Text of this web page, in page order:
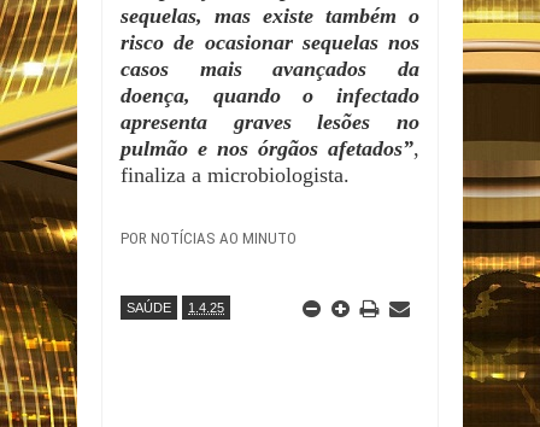
sequelas, mas existe também o
risco de ocasionar sequelas nos
casos mais avançados da
doença, quando o infectado
apresenta graves lesões no
pulmão e nos órgãos afetados”,
finaliza a microbiologista.
POR NOTÍCIAS AO MINUTO
SAÚDE 1.4.25